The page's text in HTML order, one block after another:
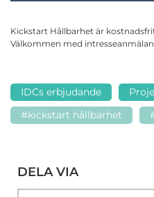
Kickstart Hållbarhet är
Välkommen med intresseanmälan
IDCs erbjudande
#kickstart hållbarhet
DELA VIA